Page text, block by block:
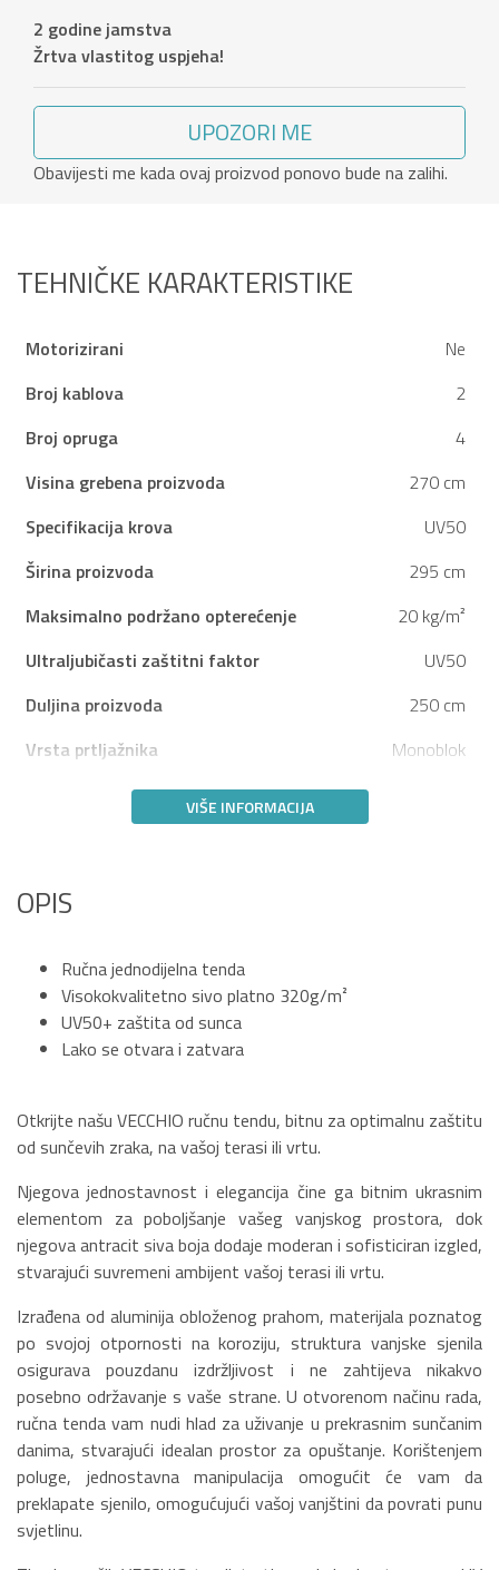
2 godine jamstva
Žrtva vlastitog uspjeha!
UPOZORI ME
Obavijesti me kada ovaj proizvod ponovo bude na zalihi.
TEHNIČKE KARAKTERISTIKE
Motorizirani
Ne
Broj kablova
2
Broj opruga
4
Visina grebena proizvoda
270 cm
Specifikacija krova
UV50
Širina proizvoda
295 cm
Maksimalno podržano opterećenje
20 kg/m²
Ultraljubičasti zaštitni faktor
UV50
Duljina proizvoda
250 cm
Vrsta prtljažnika
Monoblok
VIŠE INFORMACIJA
OPIS
Ručna jednodijelna tenda
Visokokvalitetno sivo platno 320g/m²
UV50+ zaštita od sunca
Lako se otvara i zatvara
Otkrijte našu VECCHIO ručnu tendu, bitnu za optimalnu zaštitu
od sunčevih zraka, na vašoj terasi ili vrtu.
Njegova jednostavnost i elegancija čine ga bitnim ukrasnim
elementom za poboljšanje vašeg vanjskog prostora, dok
njegova antracit siva boja dodaje moderan i sofisticiran izgled,
stvarajući suvremeni ambijent vašoj terasi ili vrtu.
Izrađena od aluminija obloženog prahom, materijala poznatog
po svojoj otpornosti na koroziju, struktura vanjske sjenila
osigurava pouzdanu izdržljivost i ne zahtijeva nikakvo
posebno održavanje s vaše strane. U otvorenom načinu rada,
ručna tenda vam nudi hlad za uživanje u prekrasnim sunčanim
danima, stvarajući idealan prostor za opuštanje. Korištenjem
poluge, jednostavna manipulacija omogućit će vam da
preklapate sjenilo, omogućujući vašoj vanjštini da povrati punu
svjetlinu.